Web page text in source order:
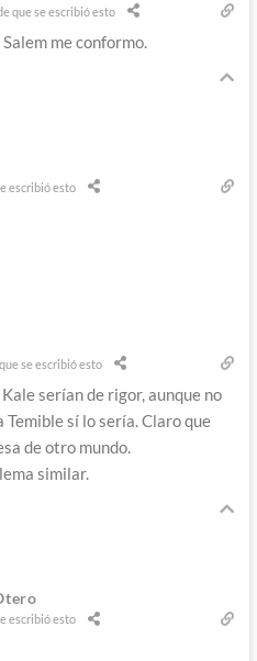
que se escribió esto
me conformo.
escribió esto
se escribió esto
serían de rigor, aunque no
sí lo sería. Claro que
de otro mundo.
similar.
escribió esto